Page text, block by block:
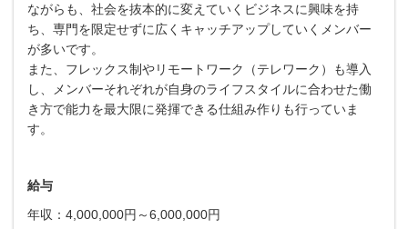
ながらも、社会を抜本的に変えていくビジネスに興味を持
ち、専門を限定せずに広くキャッチアップしていくメンバー
が多いです。
また、フレックス制やリモートワーク（テレワーク）も導入
し、メンバーそれぞれが自身のライフスタイルに合わせた働
き方で能力を最大限に発揮できる仕組み作りも行っていま
す。
給与
年収：4,000,000円～6,000,000円